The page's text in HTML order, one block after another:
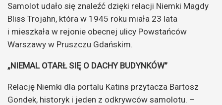
Samolot udało się znaleźć dzięki relacji Niemki Magdy
Bliss Trojahn, która w 1945 roku miała 23 lata
i mieszkała w rejonie obecnej ulicy Powstańców
Warszawy w Pruszczu Gdańskim.
„NIEMAL OTARŁ SIĘ O DACHY BUDYNKÓW”
Relację Niemki dla portalu Katins przytacza Bartosz
Gondek, historyk i jeden z odkrywców samolotu. –